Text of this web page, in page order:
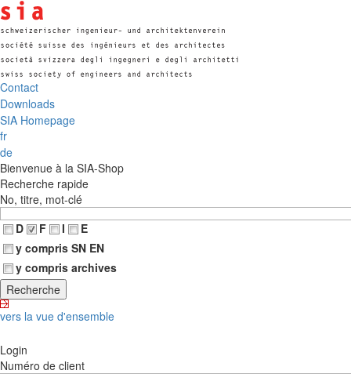
Contact
Downloads
SIA Homepage
fr
de
Bienvenue à la SIA-Shop
Recherche rapide
No, titre, mot-clé
D
F I
E
y compris SN EN
y compris archives
vers la vue d'ensemble
Login
Numéro de client